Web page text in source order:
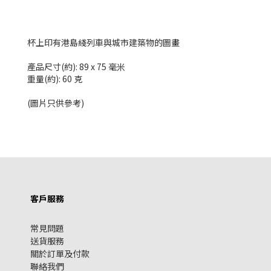
杯上印有港島綫列車與城市建築物的圖畫
產品尺寸(約): 89 x 75 毫米
重量(約): 60 克
(圖片只供參考)
客戶服務
常見問題
送貨服務
關於訂單及付款
聯絡我們